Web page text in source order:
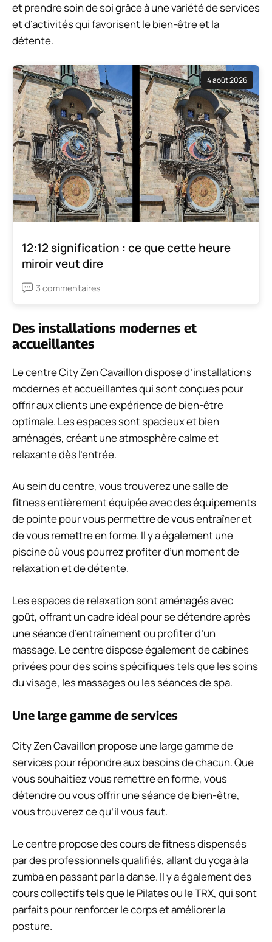
et prendre soin de soi grâce à une variété de services
et d’activités qui favorisent le bien-être et la
détente.
4 août 2026
12:12 signification : ce que cette heure
miroir veut dire
3 commentaires
Des installations modernes et
accueillantes
Le centre City Zen Cavaillon dispose d’installations
modernes et accueillantes qui sont conçues pour
offrir aux clients une expérience de bien-être
optimale. Les espaces sont spacieux et bien
aménagés, créant une atmosphère calme et
relaxante dès l’entrée.
Au sein du centre, vous trouverez une salle de
fitness entièrement équipée avec des équipements
de pointe pour vous permettre de vous entraîner et
de vous remettre en forme. Il y a également une
piscine où vous pourrez profiter d’un moment de
relaxation et de détente.
Les espaces de relaxation sont aménagés avec
goût, offrant un cadre idéal pour se détendre après
une séance d’entraînement ou profiter d’un
massage. Le centre dispose également de cabines
privées pour des soins spécifiques tels que les soins
du visage, les massages ou les séances de spa.
Une large gamme de services
City Zen Cavaillon propose une large gamme de
services pour répondre aux besoins de chacun. Que
vous souhaitiez vous remettre en forme, vous
détendre ou vous offrir une séance de bien-être,
vous trouverez ce qu’il vous faut.
Le centre propose des cours de fitness dispensés
par des professionnels qualifiés, allant du yoga à la
zumba en passant par la danse. Il y a également des
cours collectifs tels que le Pilates ou le TRX, qui sont
parfaits pour renforcer le corps et améliorer la
posture.